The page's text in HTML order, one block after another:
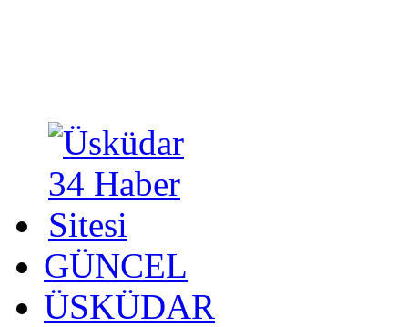
GÜNCEL
ÜSKÜDAR